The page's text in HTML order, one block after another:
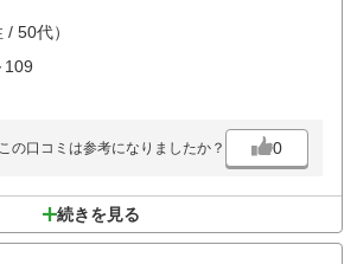
砂だらけ、バンカーは砂が無い。ＧＰＳナビも
スは目視確認。200ヤードあたりに目印の白黒杭
やスロープレー防止になるのに残念。組数を詰
ることが無かったのと天気がよかったのと桜が
/ 50代）
109
この口コミは参考になりましたか？ 0
続きを見る